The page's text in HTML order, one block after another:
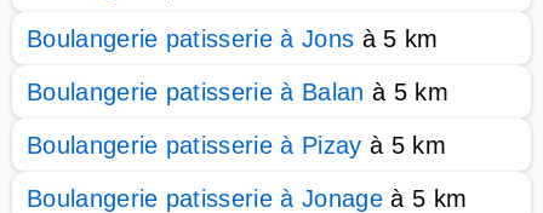
Boulangerie patisserie à Jons à 5 km
Boulangerie patisserie à Balan à 5 km
Boulangerie patisserie à Pizay à 5 km
Boulangerie patisserie à Jonageà 5 km